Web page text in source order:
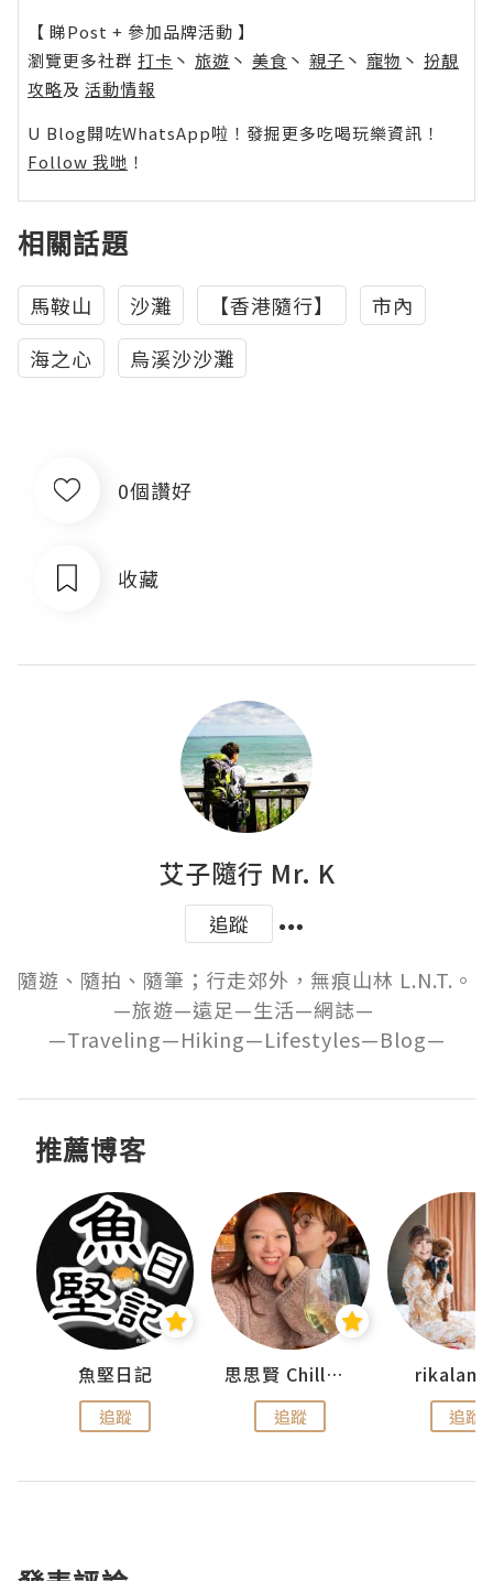
【 睇Post + 參加品牌活動 】
瀏覽更多社群 打卡 丶 旅遊 丶 美食 丶 親子 丶 寵物 丶 扮靚
攻略及 活動情報
U Blog開咗WhatsApp啦！發掘更多吃喝玩樂資訊！
Follow 我哋 ！
相關話題
馬鞍山 沙灘 【香港隨行】
市內
海之心
烏溪沙沙灘
0個讚好
收藏
艾子隨行 Mr. K
追蹤
隨遊、隨拍、隨筆；行走郊外，無痕山林 L.N.T.。
—旅遊—遠足—生活—網誌—
—Traveling—Hiking—Lifestyles—Blog—
推薦博客
魚堅日記
追蹤
思思賢 ChillMyBabe
追蹤 追蹤